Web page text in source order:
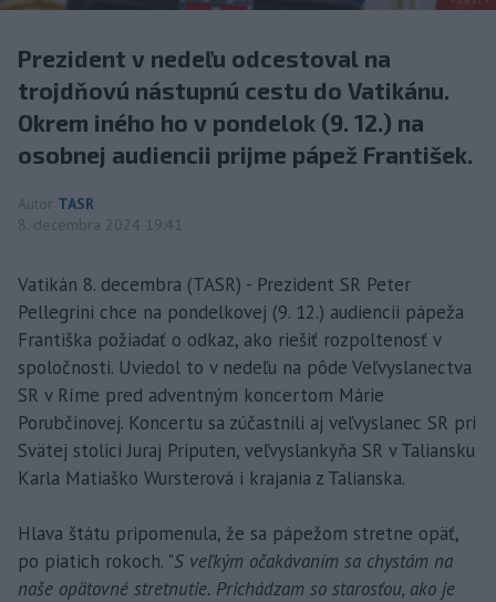
Prezident v nedeľu odcestoval na
trojdňovú nástupnú cestu do Vatikánu.
Okrem iného ho v pondelok (9. 12.) na
osobnej audiencii prijme pápež František.
Autor TASR
8. decembra 2024 19:41
Vatikán 8. decembra (TASR) - Prezident SR Peter
Pellegrini chce na pondelkovej (9. 12.) audiencii pápeža
Františka požiadať o odkaz, ako riešiť rozpoltenosť v
spoločnosti. Uviedol to v nedeľu na pôde Veľvyslanectva
SR v Ríme pred adventným koncertom Márie
Porubčinovej. Koncertu sa zúčastnili aj veľvyslanec SR pri
Svätej stolici Juraj Priputen, veľvyslankyňa SR v Taliansku
Karla Matiaško Wursterová i krajania z Talianska.
Hlava štátu pripomenula, že sa pápežom stretne opäť,
po piatich rokoch. "S veľkým očakávaním sa chystám na
naše opätovné stretnutie. Prichádzam so starosťou, ako je